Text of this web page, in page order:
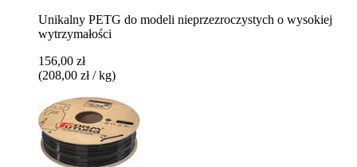
Unikalny PETG do modeli nieprzezroczystych o wysokiej
wytrzymałości
156,00 zł
(208,00 zł / kg)